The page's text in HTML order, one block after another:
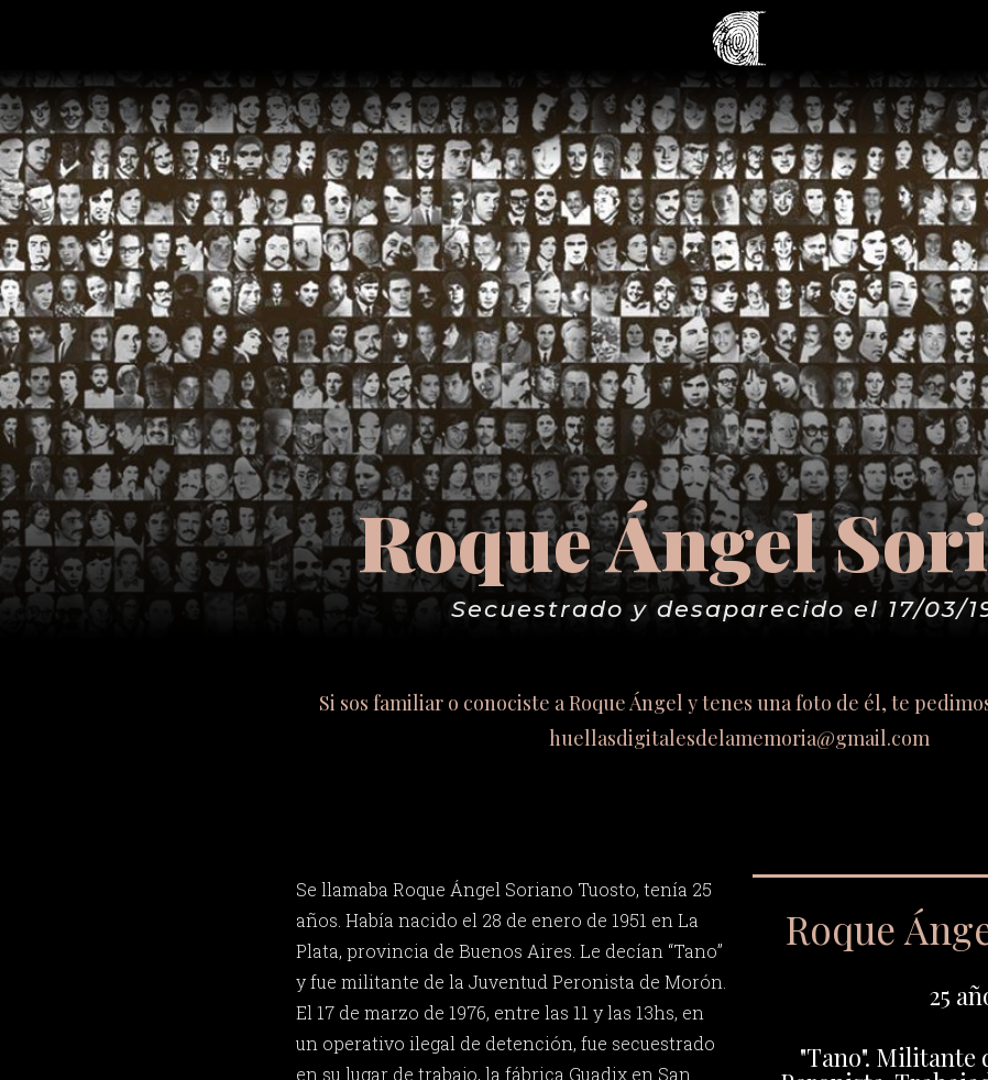
Roque Ángel
Secuestrado y desaparecido el 17/03/
Si sos familiar o conociste a Roque Ángel y tenes una foto de él, te
huellasdigitalesdelamemoria@gmail.com
Se llamaba Roque Ángel Soriano Tuosto, tenía 25
años. Había nacido el 28 de enero de 1951 en La
Plata, provincia de Buenos Aires. Le decían “Tano”
y fue militante de la Juventud Peronista de Morón.
El 17 de marzo de 1976, entre las 11 y las 13hs, en
un operativo ilegal de detención, fue secuestrado
en su lugar de trabajo, la fábrica Guadix en San
Roque
25
"Tano". Militante